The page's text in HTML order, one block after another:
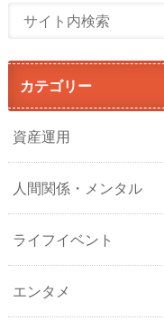
カテゴリー
資産運用
人間関係・メンタル
ライフイベント
エンタメ